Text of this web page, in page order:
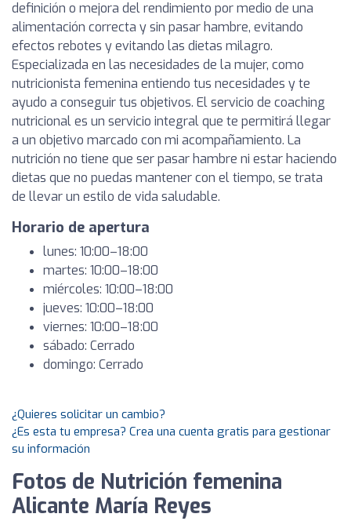
definición o mejora del rendimiento por medio de una
alimentación correcta y sin pasar hambre, evitando
efectos rebotes y evitando las dietas milagro.
Especializada en las necesidades de la mujer, como
nutricionista femenina entiendo tus necesidades y te
ayudo a conseguir tus objetivos. El servicio de coaching
nutricional es un servicio integral que te permitirá llegar
a un objetivo marcado con mi acompañamiento. La
nutrición no tiene que ser pasar hambre ni estar haciendo
dietas que no puedas mantener con el tiempo, se trata
de llevar un estilo de vida saludable.
Horario de apertura
lunes: 10:00–18:00
martes: 10:00–18:00
miércoles: 10:00–18:00
jueves: 10:00–18:00
viernes: 10:00–18:00
sábado: Cerrado
domingo: Cerrado
¿Quieres solicitar un cambio?
¿Es esta tu empresa? Crea una cuenta gratis para gestionar
su información
Fotos de Nutrición femenina
Alicante María Reyes